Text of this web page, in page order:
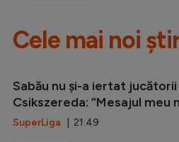
Cele mai noi
Sabău nu și-a iertat
Csikszereda: ”Mesajul meu
SuperLiga | 21:49